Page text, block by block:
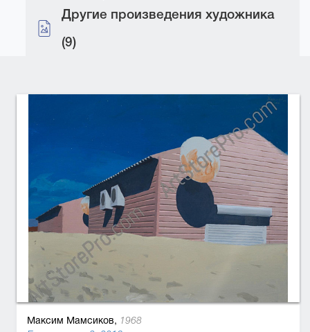
Другие произведения художника
(9)
Максим Мамсиков, 1968